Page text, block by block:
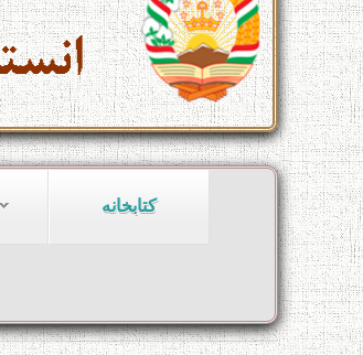
کتابخانه